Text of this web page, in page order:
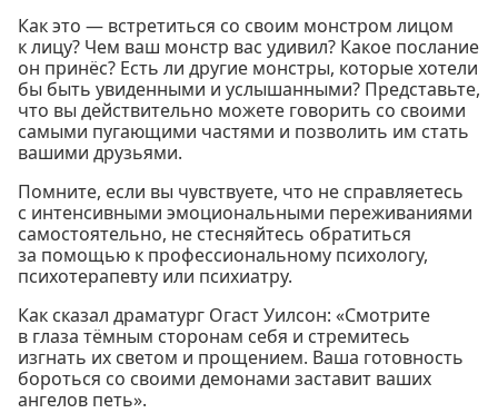
Как это — встретиться со своим монстром лицом
к лицу? Чем ваш монстр вас удивил? Какое послание
он принёс? Есть ли другие монстры, которые хотели
бы быть увиденными и услышанными? Представьте,
что вы действительно можете говорить со своими
самыми пугающими частями и позволить им стать
вашими друзьями.
Помните, если вы чувствуете, что не справляетесь
с интенсивными эмоциональными переживаниями
самостоятельно, не стесняйтесь обратиться
за помощью к профессиональному психологу,
психотерапевту или психиатру.
Как сказал драматург Огаст Уилсон: «Смотрите
в глаза тёмным сторонам себя и стремитесь
изгнать их светом и прощением. Ваша готовность
бороться со своими демонами заставит ваших
ангелов петь».